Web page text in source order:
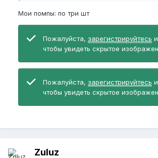
Мои помпы: по три шт
Пожалуйста, зарегистрируйтесь
чтобы увидеть скрытое
Пожалуйста, зарегистрируйтесь
чтобы увидеть скрытое
Zuluz